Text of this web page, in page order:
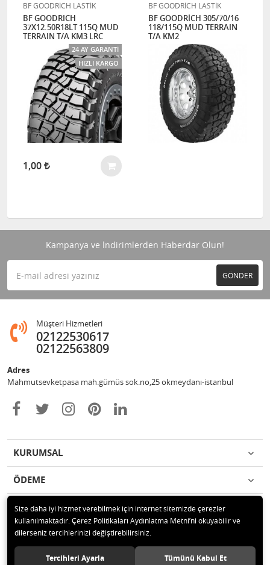
BF GOODRİCH LASTİK
BF GOODRICH
37X12.50R18LT 115Q MUD
TERRAIN T/A KM3 LRC
24 AY GARANTI
HIZLI KARGO
1,00
BF GOODRİCH LASTİK
BF GOODRİCH 305/70/16
118/115Q MUD TERRAIN
T/A KM2
Kampanya ve İndirimlerden Haberdar Olun!
GÖNDER
Müşteri Hizmetleri
02122530617
02122563809
Adres
Mahmutsevketpasa mah.gümüs sok.no,25 okmeydanı-istanbul
KURUMSAL
ÖDEME
İLETİŞİM
© 2020 Metin otomotiv hizmet ve ticaret ltd.şti Tüm hakları saklıdır.
Size daha iyi hizmet verebilmek için internet sitemizde çerezler
kullanılmaktadır. Çerez Politikaları Aydınlatma Metni’ni okuyabilir ve
dilerseniz tercihlerinizi değiştirebilirsiniz.
Tercihleri Ayarla Tümünü Kabul Et